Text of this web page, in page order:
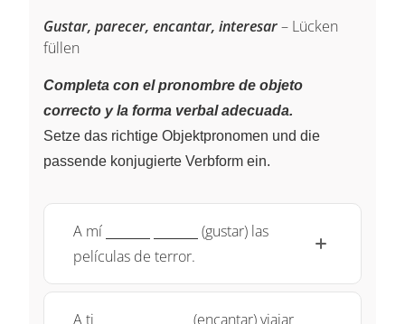
Gustar, parecer, encantar, interesar– Lücken
füllen
Completa con el pronombre de objeto
correcto y la forma verbal adecuada.
Setze das richtige Objektpronomen und die
passende konjugierte Verbform ein.
A mí \underline{~\qquad~}
\underline{~\qquad~}
(gustar) las
películas de terror.
A ti \underline{~\qquad~}
\underline{~\qquad~}
(encantar) viajar